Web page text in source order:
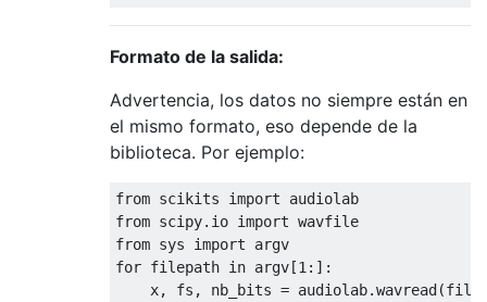
Formato de la salida:
Advertencia, los datos no siempre están en
el mismo formato, eso depende de la
biblioteca. Por ejemplo:
from scikits import
from scipy.io import
from sys import
for filepath in argv[1 :]:
x, fs, nb_bits =